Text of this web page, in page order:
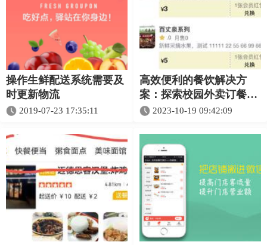
操作生鲜配送系统需要及
时更新物流
2019-07-23 17:35:11
高效便利的餐饮解决方
案：探索校园外卖订餐系
统的优势与应用
2023-10-19 09:42:09